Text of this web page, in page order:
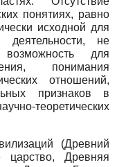
понятиях, равно
исходной для
деятельности, не
возможность для
понимания
отношений,
признаков в
теоретических
(Древний
царство, Древняя